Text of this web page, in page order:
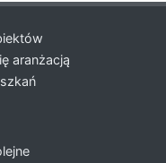
aranżacją